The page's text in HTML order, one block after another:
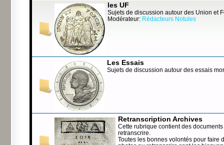
les UF
Sujets de discussion autour des Union et
Modérateur: Rédacteurs Notules
Les Essais
Sujets de discussion autour des essais
Retranscription Archives
Cette rubrique contient des
retranscrire.
Toutes les bonnes volontés pour faire